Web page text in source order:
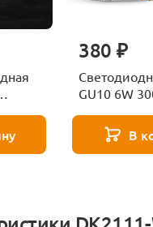
380 ₽
GU10 6W
В